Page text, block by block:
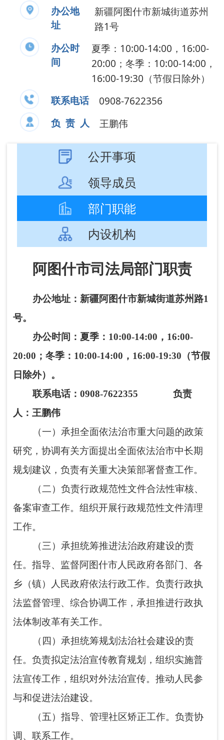
16:00-19:30（节假日除外）
联系电话
0908-7622356
负 责 人
王鹏伟
公开事项
领导成员
阿图什市司法局部门职责
办公地址：新疆阿图什市新城街道苏州路1
办公时间：夏季：10:00-14:00，16:00-
20:00；冬季：10:00-14:00，16:00-19:30（节假
联系电话：0908-7622355 负责
（一）承担全面依法治市重大问题的政策
研究，协调有关方面提出全面依法治市中长期
规划建议，负责有关重大决策部署督查工作。
工作。
（三）承担统筹推进法治政府建设的责
任。指导、监督阿图什市人民政府各部门、各
乡（镇）人民政府依法行政工作。负责行政执
（四）承担统筹规划法治社会建设的责
任。负责拟定法治宣传教育规划，组织实施普
法宣传工作，组织对外法治宣传。推动人民参
与和促进法治建设。
（六）负责拟订公共法律服务体系建设规
划并指导实施，统筹和布局城乡、区域法律服
务资源。指导、监督律师、法律援助、公证和
基层法律服务管理工作。
（八）规划、协调、指导法治人才队伍建
设相关工作，指导、监督阿图什市司法行政系
统队伍建设。
（九）按照“管行业必须管安全、管业务必